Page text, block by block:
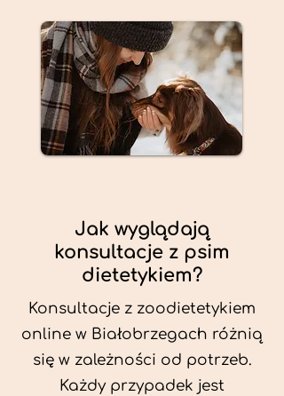
Jak wyglądają
konsultacje z psim
dietetykiem?
Konsultacje z zoodietetykiem
online w Białobrzegach różnią
się w zależności od potrzeb.
Każdy przypadek jest